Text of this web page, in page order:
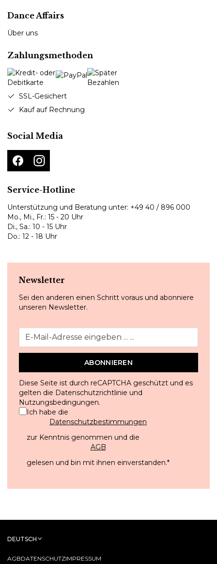
Dance Affairs
Über uns
Zahlungsmethoden
SSL-Gesichert
Kauf auf Rechnung
Social Media
Service-Hotline
Unterstützung und Beratung unter: +49 40 / 896 000
Mo., Mi., Fr.: 15 - 20 Uhr
Di., Sa.: 10 - 15 Uhr
Do.: 12 - 18 Uhr
Newsletter
Sei den anderen einen Schritt voraus und abonniere
unseren Newsletter.
ABONNIEREN
Diese Seite ist durch reCAPTCHA geschützt und es
gelten die Datenschutzrichtlinie und
Nutzungsbedingungen.
Ich habe die
Datenschutzbestimmungen
zur Kenntnis genommen und die
AGB
gelesen und bin mit ihnen einverstanden.*
AGBDATENSCHUTZIMPRESSUM
DEUTSCH